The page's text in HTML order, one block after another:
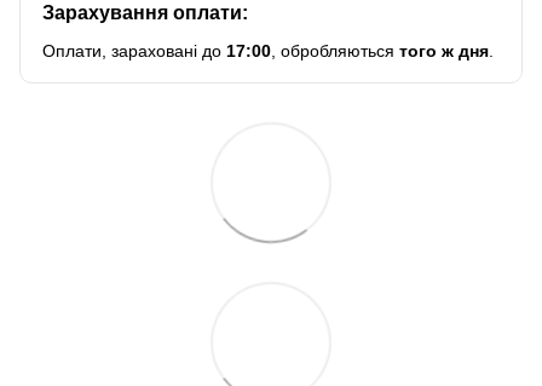
Зарахування оплати:
Оплати, зараховані до 17:00 , обробляються того ж дня